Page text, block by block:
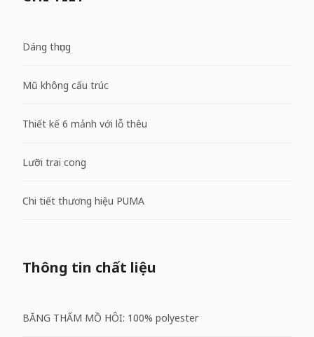
Dáng thụng
Mũ không cấu trúc
Thiết kế 6 mảnh với lỗ thêu
Lưỡi trai cong
Chi tiết thương hiệu PUMA
Thông tin chất liệu
BĂNG THẤM MỒ HÔI: 100% polyester